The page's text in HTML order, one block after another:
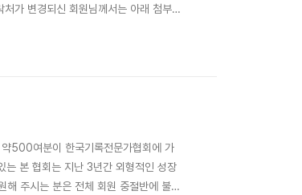
가 변경되신 회원님께서는 아래 첨부된
500여분이 한국기록전문가협회에 가
는 본 협회는 지난 3년간 외형적인 성장
해 주시는 분은 전체 회원 중절반에 불과